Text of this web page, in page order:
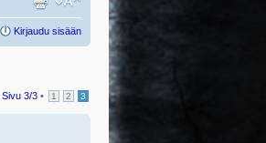
Kirjaudu sisään
Sivu 3/3 • 1 2 3